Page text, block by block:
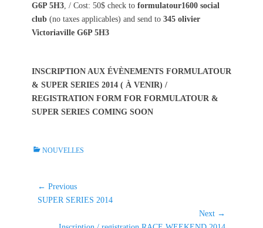
G6P 5H3 , / Cost: 50$ check to formulatour1600 social
club (no taxes applicables) and send to 345 olivier
Victoriaville G6P 5H3
INSCRIPTION AUX ÉVÈNEMENTS FORMULATOUR
& SUPER SERIES 2014 ( À VENIR) /
REGISTRATION FORM FOR FORMULATOUR &
SUPER SERIES COMING SOON
C
NOUVELLES
Navigation
de
← Previous
Previous
SUPER SERIES 2014
Next →